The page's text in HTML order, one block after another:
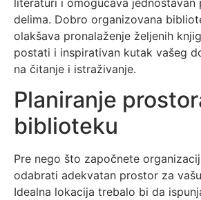
literaturi i omogućava jednostavan
delima. Dobro organizovana
olakšava pronalaženje željenih
postati i inspirativan kutak vašeg
na čitanje i istraživanje.
Planiranje
biblioteku
Pre nego što započnete
odabrati adekvatan prostor za
Idealna lokacija trebalo bi da